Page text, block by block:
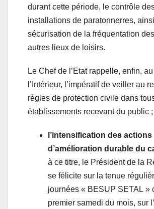
durant cette période, le contrôle
installations de paratonnerres,
sécurisation de la fréquentation
autres lieux de loisirs.
Le Chef de l’Etat rappelle, enfin,
l’Intérieur, l’impératif de veiller au
règles de protection civile dans
établissements recevant du public ;
l’intensification des actions
d’amélioration durable du
à ce titre, le Président de la
se félicite sur la tenue
journées « BESUP SETAL »
premier samedi du mois, sur